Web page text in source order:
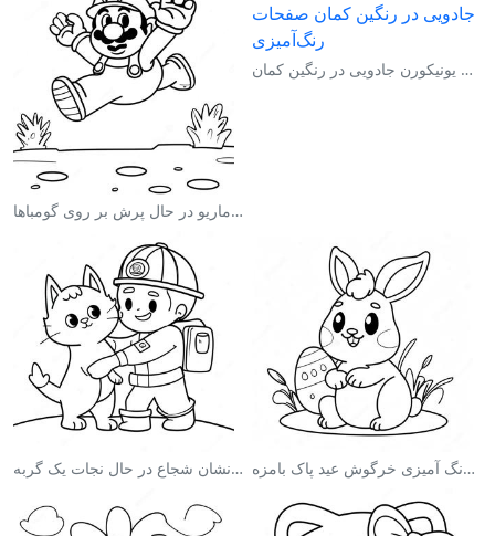
صفحه رنگ آمیزی ماریو در حال پرش بر روی گومباها
صفحه رنگ آمیزی یونیکورن جادویی در رنگین کمان
صفحه رنگ آمیزی آتش‌نشان شجاع در حال نجات یک گربه صفحه رنگ آمیزی خرگوش عید پاک بامزه